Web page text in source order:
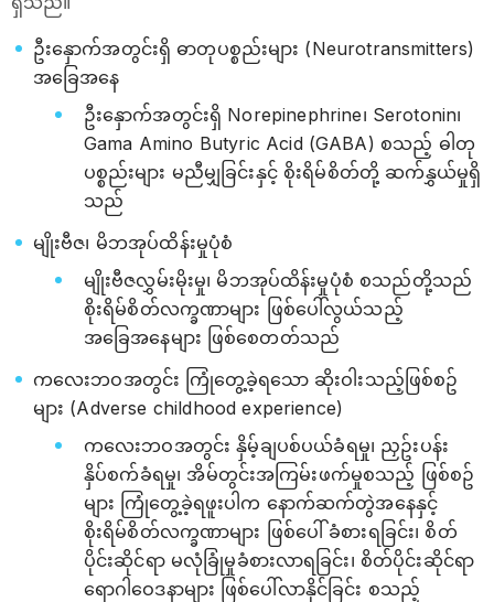
ဦးနှောက်အတွင်းရှိ ဓာတုပစ္စည်းများ (Neurotransmitters)
အခြေအနေ
ဦးနှောက်အတွင်းရှိ Norepinephrine၊ Serotonin၊
Gama Amino Butyric Acid (GABA) စသည့် ဓါတု
ပစ္စည်းများ မညီမျှခြင်းနှင့် စိုးရိမ်စိတ်တို့ ဆက်နွှယ်မှုရှိ
သည်
မျိုးဗီဇ၊ မိဘအုပ်ထိန်းမှုပုံစံ
မျိုးဗီဇလွှမ်းမိုးမှု၊ မိဘအုပ်ထိန်းမှုပုံစံ စသည်တို့သည်
စိုးရိမ်စိတ်လက္ခဏာများ ဖြစ်ပေါ်လွယ်သည့်
အခြေအနေများ ဖြစ်စေတတ်သည်
ကလေးဘဝအတွင်း ကြုံတွေ့ခဲ့ရသော ဆိုးဝါးသည့်ဖြစ်စဥ်
များ (Adverse childhood experience)
ကလေးဘဝအတွင်း နှိမ့်ချပစ်ပယ်ခံရမှု၊ ညှဥ်းပန်း
နှိပ်စက်ခံရမှု၊ အိမ်တွင်းအကြမ်းဖက်မှုစသည့် ဖြစ်စဥ်
များ ကြုံတွေ့ခဲ့ရဖူးပါက နောက်ဆက်တွဲအနေနှင့်
စိုးရိမ်စိတ်လက္ခဏာများ ဖြစ်ပေါ် ခံစားရခြင်း၊ စိတ်
ပိုင်းဆိုင်ရာ မလုံခြုံမှုခံစားလာရခြင်း၊ စိတ်ပိုင်းဆိုင်ရာ
ရောဂါဝေဒနာများ ဖြစ်ပေါ်လာနိုင်ခြင်း စသည့်